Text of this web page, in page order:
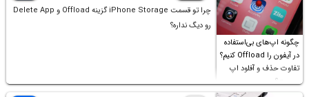
چگونه اپ‌های بی‌استفاده
در آیفون را Offload کنیم؟
تفاوت حذف و آفلود اپ
چیست؟
چرا تو قسمت iPhone Storage گزینه Offload و Delete App
رو دیگ نداره؟